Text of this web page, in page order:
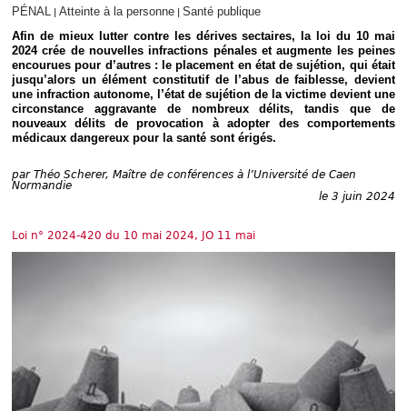
PÉNAL Atteinte à la personne Santé publique
Afin de mieux lutter contre les dérives sectaires, la loi du 10 mai
2024 crée de nouvelles infractions pénales et augmente les peines
encourues pour d’autres : le placement en état de sujétion, qui était
jusqu’alors un élément constitutif de l’abus de faiblesse, devient
une infraction autonome, l’état de sujétion de la victime devient une
circonstance aggravante de nombreux délits, tandis que de
nouveaux délits de provocation à adopter des comportements
médicaux dangereux pour la santé sont érigés.
par Théo Scherer, Maître de conférences à l’Université de Caen
Normandie
le 3 juin 2024
Loi n° 2024-420 du 10 mai 2024, JO 11 mai